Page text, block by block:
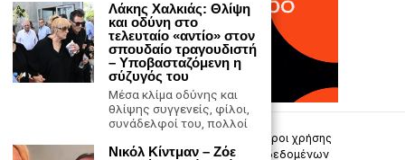
Όροι χρήσης
Πολιτική προστασίας προσωπικών δεδομένων
Λάκης Χαλκιάς: Θλίψη
και οδύνη στο
τελευταίο «αντίο» στον
σπουδαίο τραγουδιστή
– Υποβασταζόμενη η
σύζυγός του
Μέσα κλίμα οδύνης και
θλίψης συγγενείς, φίλοι,
συνάδελφοί του, πολλοί
Νικόλ Κίντμαν – Ζόε